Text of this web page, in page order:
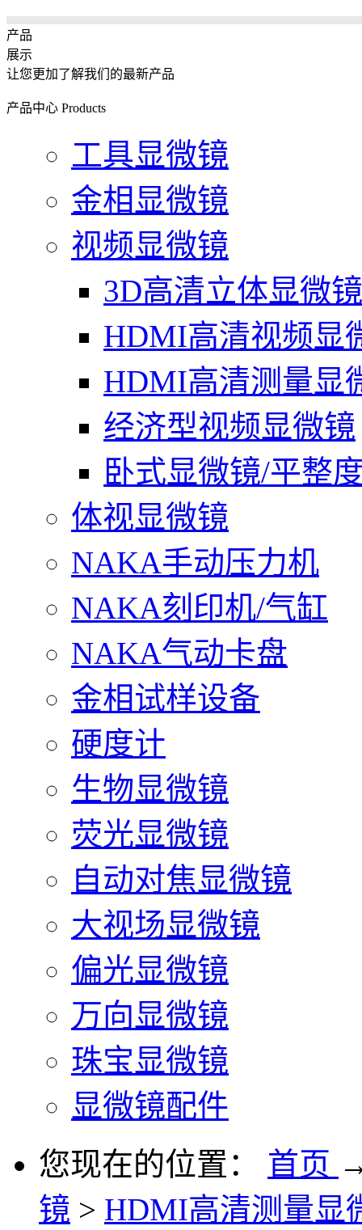
产品
展示
让您更加了解我们的最新产品
产品中心 Products
工具显微镜
金相显微镜
视频显微镜
3D高清立体显微镜
HDMI高清视频显
HDMI高清测量显
经济型视频显微镜
卧式显微镜/平整
体视显微镜
NAKA手动压力机
NAKA刻印机/气缸
NAKA气动卡盘
金相试样设备
硬度计
生物显微镜
荧光显微镜
自动对焦显微镜
大视场显微镜
偏光显微镜
万向显微镜
珠宝显微镜
显微镜配件
您现在的位置：
首页
镜 > HDMI高清测量显